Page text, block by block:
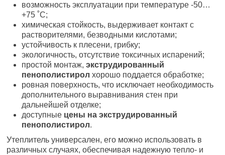
возможность эксплуатации при температуре -50…
+75 ˚С;
химическая стойкость, выдерживает контакт с
растворителями, безводными кислотами;
устойчивость к плесени, грибку;
экологичность, отсутствие токсичных испарений;
простой монтаж,экструдированный
пенополистирол хорошо поддается обработке;
ровная поверхность, что исключает необходимость
дополнительного выравнивания стен при
дальнейшей отделке;
доступные цены на экструдированный
пенополистирол.
Утеплитель универсален, его можно использовать в
различных случаях, обеспечивая надежную тепло- и